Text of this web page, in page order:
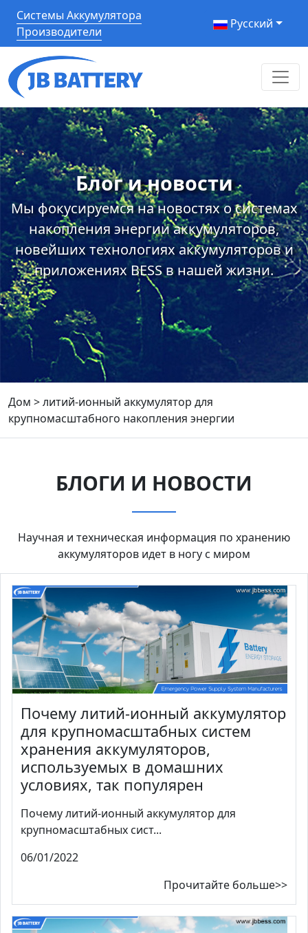
Системы Аккумулятора
Производители
Pусский
Блог и новости
Мы фокусируемся на новостях о системах
накопления энергии аккумуляторов,
новейших технологиях аккумуляторов и
приложениях BESS в нашей жизни.
Дом >литий-ионный аккумулятор для
крупномасштабного накопления энергии
БЛОГИ И НОВОСТИ
Научная и техническая информация по хранению
аккумуляторов идет в ногу с миром
Почему литий-ионный аккумулятор
для крупномасштабных систем
хранения аккумуляторов,
используемых в домашних
условиях, так популярен
Почему литий-ионный аккумулятор для
крупномасштабных сист...
06/01/2022
Прочитайте больше>>